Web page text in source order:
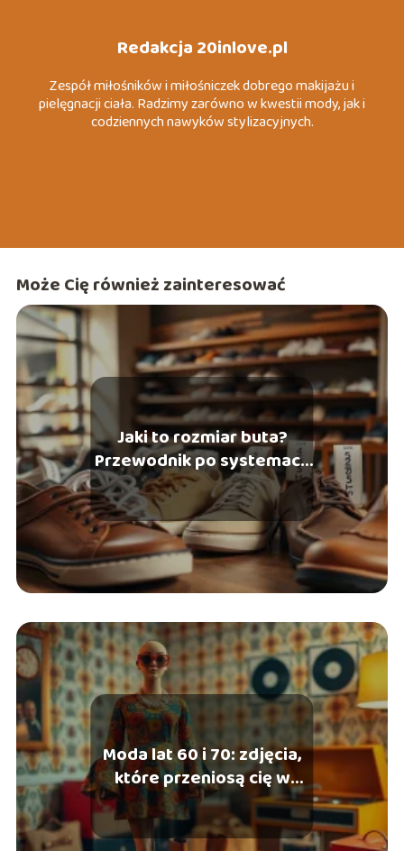
Redakcja 20inlove.pl
Zespół miłośników i miłośniczek dobrego makijażu i
pielęgnacji ciała. Radzimy zarówno w kwestii mody, jak i
codziennych nawyków stylizacyjnych.
Może Cię również zainteresować
Jaki to rozmiar buta?
Przewodnik po systemach
miar
Moda lat 60 i 70: zdjęcia,
które przeniosą cię w
czasie